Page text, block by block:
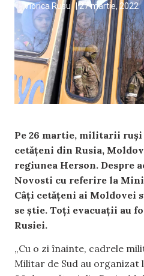
Viorica Rusu 27 martie, 2022
Pe 26 martie, militarii ruși
cetățeni din Rusia,
regiunea Herson. Despre
Novosti cu referire la
Câți cetățeni ai Moldovei
se știe. Toți evacuații au
Rusiei.
„Cu o zi înainte, cadrele
Militar de Sud au organizat